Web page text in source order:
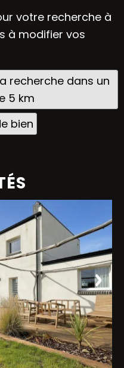
votre recherche à
à modifier vos
recherche dans un
5 km
bien